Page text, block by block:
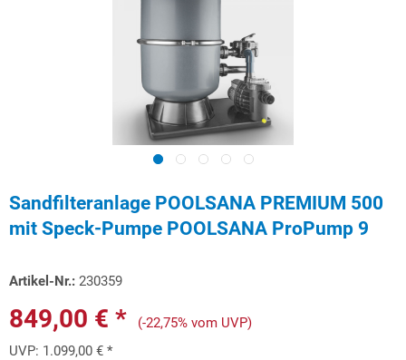
Sandfilteranlage POOLSANA PREMIUM 500
mit Speck-Pumpe POOLSANA ProPump 9
Artikel-Nr.: 230359
849,00 € *
(-22,75% vom UVP)
UVP: 1.099,00 € *